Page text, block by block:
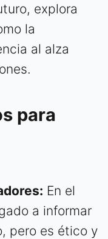
explora
la
al alza
para
En el
a informar
pero es ético y